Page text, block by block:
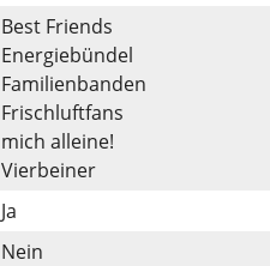
Best Friends
Energiebündel
Familienbanden
Frischluftfans
mich alleine!
Vierbeiner
Ja
Nein